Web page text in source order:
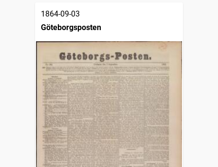
1864-09-03
Göteborgsposten